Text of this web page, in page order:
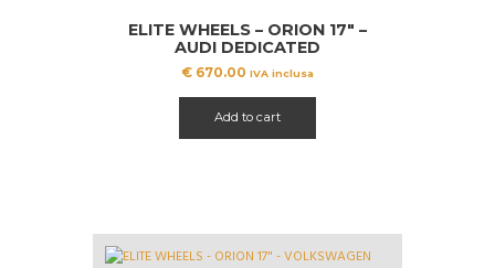
ELITE WHEELS – ORION 17″ –
AUDI DEDICATED
€ 670.00 IVA inclusa
Add to cart